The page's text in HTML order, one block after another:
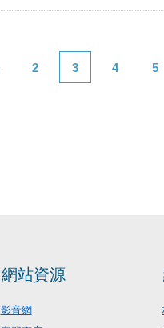
2 3 4 5
網站資源
影音網